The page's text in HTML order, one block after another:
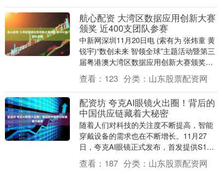
航心配资 大湾区数据应用创新大赛
颁奖 近400支团队参赛
中新网深圳11月20日电 (索有为 张炜童 黄
锐宇)“数创未来 智领全球”主题活动暨第三
届粤港澳大湾区数据应用创新大赛颁奖典
礼，19日在粤港澳大湾区大数据中心举....
查看： 123 分类： 山东股票配资网
配资坊 夸克AI眼镜火出圈！背后的
中国供应链藏着大秘密
随着人们对科技的关注度不断提高，智能
穿戴设备的需求也在不断增长。11月27
日，夸克AI眼镜正式发布，首发提供S1、
G1两大系列共六款单品。其中，S1为阿里
首款自....
查看： 187 分类： 山东股票配资网